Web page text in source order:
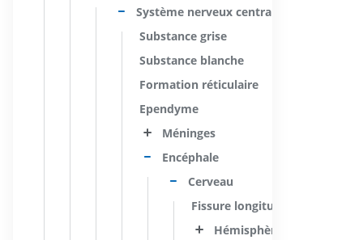
Système nerveux central
Substance grise
Substance blanche
Formation réticulaire
Ependyme
Méninges
Encéphale
Cerveau
Fissure longitudinale du
Hémisphère cérébral